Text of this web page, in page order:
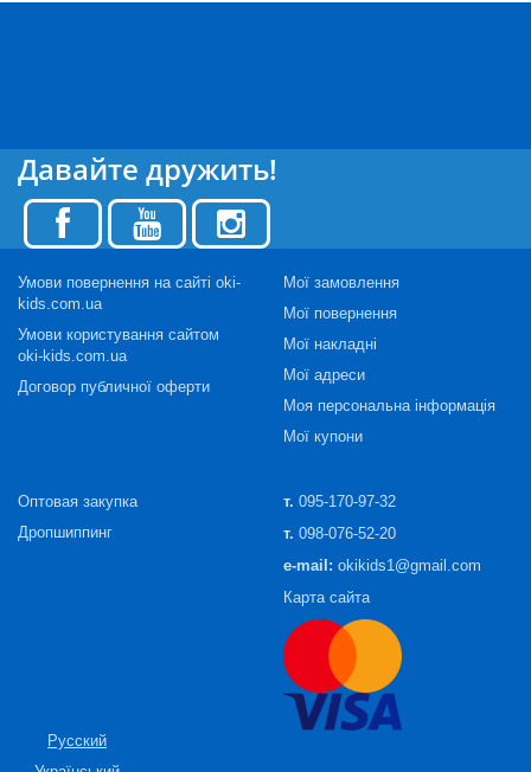
Давайте дружить!
Умови повернення на сайті oki-
kids.com.ua
Умови користування сайтом
oki-kids.com.ua
Договор публичної оферти
Мої замовлення
Мої повернення
Мої накладні
Мої адреси
Моя персональна інформація
Мої купони
Оптовая закупка
Дропшиппинг
т. 095-170-97-32
т. 098-076-52-20
e-mail: okikids1@gmail.com
Карта сайта
Русский